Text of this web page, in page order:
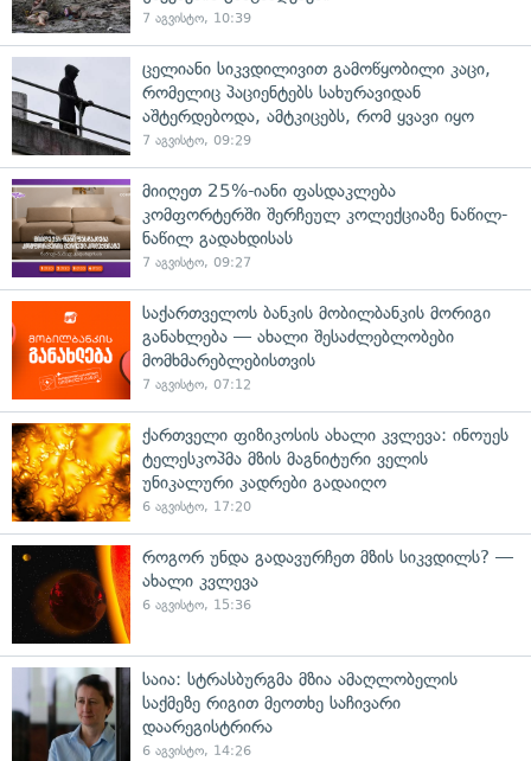
7 აგვისტო, 10:39
ცელიანი სიკვდილივით გამოწყობილი კაცი,
რომელიც პაციენტებს სახურავიდან
აშტერდებოდა, ამტკიცებს, რომ ყვავი იყო
7 აგვისტო, 09:29
მიიღეთ 25%-იანი ფასდაკლება
კომფორტერში შერჩეულ კოლექციაზე ნაწილ-
ნაწილ გადახდისას
7 აგვისტო, 09:27
საქართველოს ბანკის მობილბანკის მორიგი
განახლება — ახალი შესაძლებლობები
მომხმარებლებისთვის
7 აგვისტო, 07:12
ქართველი ფიზიკოსის ახალი კვლევა: ინოუეს
ტელესკოპმა მზის მაგნიტური ველის
უნიკალური კადრები გადაიღო
6 აგვისტო, 17:20
როგორ უნდა გადავურჩეთ მზის სიკვდილს? —
ახალი კვლევა
6 აგვისტო, 15:36
საია: სტრასბურგმა მზია ამაღლობელის
საქმეზე რიგით მეოთხე საჩივარი
დაარეგისტრირა
6 აგვისტო, 14:26